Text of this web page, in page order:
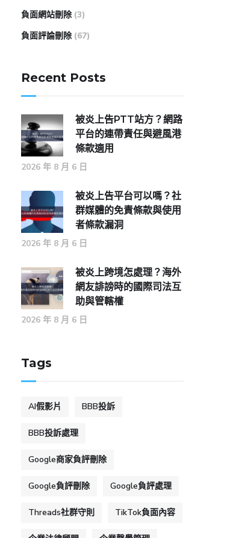
負面網站刪除 (3)
負面評論刪除 (67)
Recent Posts
被炎上告PTT站方？網路
平台的連帶責任與避風港
條款適用
2026 年 8 月 6 日
被炎上告平台可以嗎？社
群媒體的免責條款與使用
者條款漏洞
2026 年 8 月 6 日
被炎上跨境怎處理？海外
網友誹謗時的國際司法互
助與管轄權
2026 年 8 月 6 日
Tags
AI假影片 BBB投訴
BBB投訴處理
Google商家負評刪除
Google負評刪除 Google負評處理
Threads社群守則 TikTok負面內容